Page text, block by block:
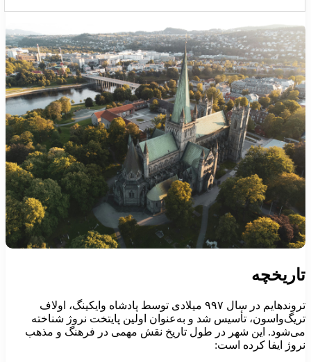
تروندهایم در سال ۹۹۷ میلادی توسط پادشاه وایکینگ، اولاف
تأسیس شد و به‌عنوان اولین پایتخت نروژ شناخته
این شهر در طول تاریخ نقش مهمی در فرهنگ و مذهب
ایفا کرده است: